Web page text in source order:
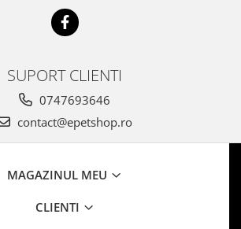
SUPORT CLIENTI
0747693646
contact@epetshop.ro
MAGAZINUL MEU
CLIENTI